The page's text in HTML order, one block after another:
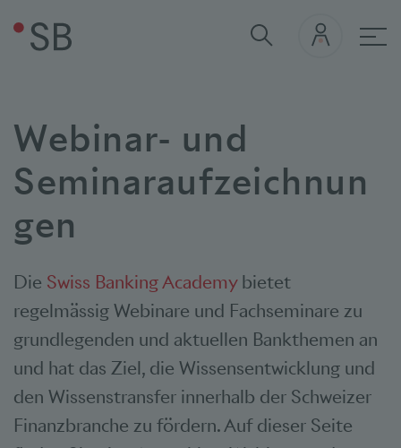
Webinar- und
Seminaraufzeichnun
gen
Die Swiss Banking Academybietet
regelmässig Webinare und Fachseminare zu
grundlegenden und aktuellen Bankthemen an
und hat das Ziel, die Wissensentwicklung und
den Wissenstransfer innerhalb der Schweizer
Finanzbranche zu fördern. Auf dieser Seite